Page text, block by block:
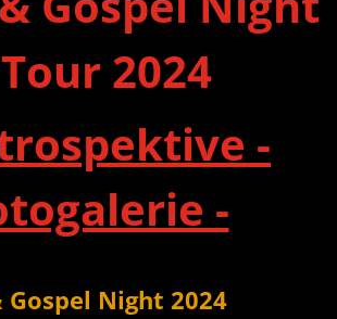
2024
-
-
Gospel Night 2024